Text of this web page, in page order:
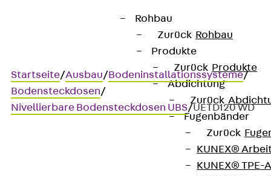
Rohbau
Zurück Rohbau
Produkte
Zurück Produkte
Abdichtung
Zurück
Fugenbänder
Zurück
KUNEX®
KUNEX®
Startseite/Ausbau/Bodeninstallationssysteme/
Bodensteckdosen/
Nivellierbare Bodensteckdosen UBS/UETD120 WD